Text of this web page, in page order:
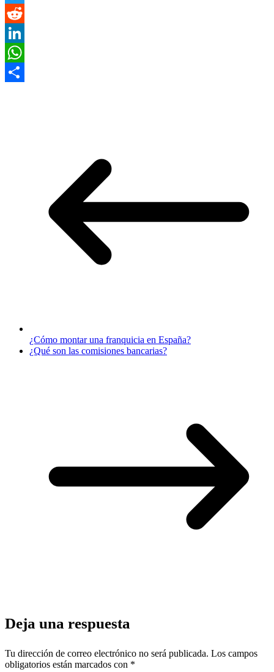
Twitter
Reddit
LinkedIn
WhatsApp
¿Cómo montar una franquicia en España?
¿Qué son las comisiones bancarias?
Deja una respuesta
Tu dirección de correo electrónico no será publicada. Los campos
obligatorios están marcados con *